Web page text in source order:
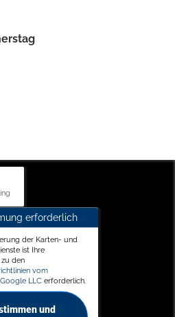
erforderlich
der Karten- und
ist Ihre
den
vom
LLC erforderlich.
und